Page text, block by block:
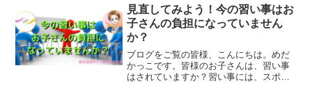
んでほしい記事です。
見直してみよう！今の習い事はお
子さんの負担になっていません
か？
ブログをご覧の皆様、こんにちは。めだ
かっこです。皆様のお子さんは、習い事
はされていますか？習い事には、スポー